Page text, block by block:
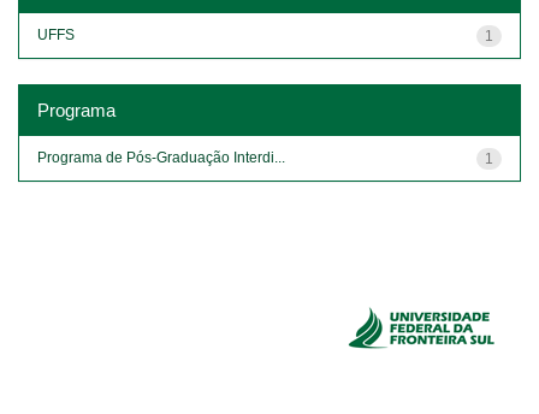
1
UFFS
Programa
1
Programa de Pós-Graduação Interdi...